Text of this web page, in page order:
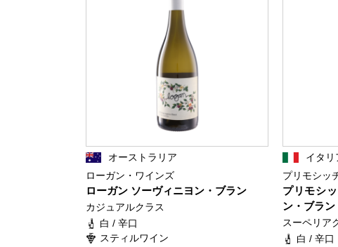
オーストラリア
ローガン・ワインズ
ローガン ソーヴィニヨン・ブラン
カジュアルクラス
白 / 辛口
スティルワイン
イタリ
プリモシッ
プリモシ
ン・ブラン
スーペリア
白 / 辛口